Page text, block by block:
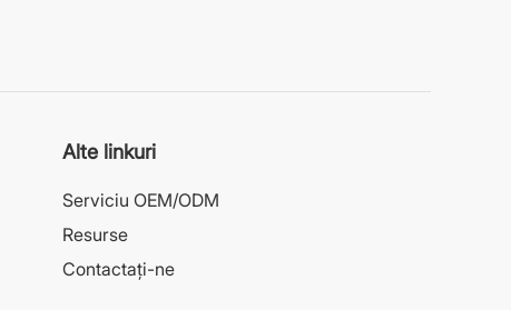
Alte linkuri
Serviciu OEM/ODM
Resurse
Contactaţi-ne